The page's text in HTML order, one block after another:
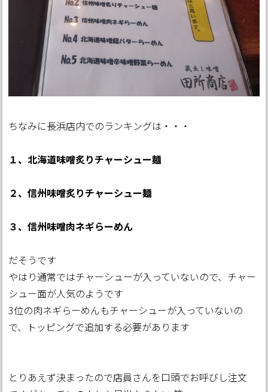
ちなみに長浜店内でのランキングは・・・
１、北海道味噌炙りチャーシュー麺
２、信州味噌炙りチャーシュー麺
３、信州味噌肉ネギらーめん
だそうです
やはり通常ではチャーシューが入っていないので、チャー
シュー面が人気のようです
3位の肉ネギらーめんもチャーシューが入っていないの
で、トッピングで追加する必要があります
とりあえず決まったので店員さんを口頭でお呼びし注文